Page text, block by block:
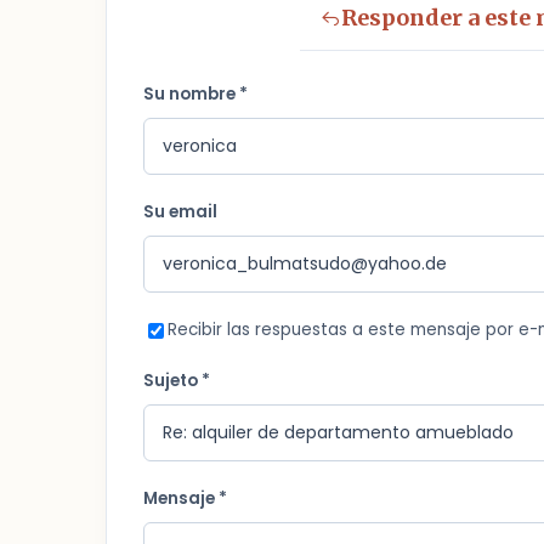
Responder a este
Su nombre *
Su email
Recibir las respuestas a este mensaje por e-
Sujeto *
Mensaje *